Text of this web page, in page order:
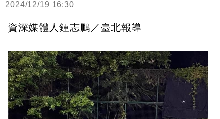
2024/12/19 16:30
資深媒體人鍾志鵬／臺北報導